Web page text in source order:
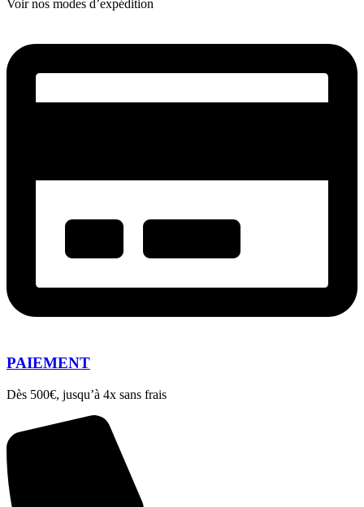
Voir nos modes d’expédition
PAIEMENT
Dès 500€, jusqu’à 4x sans frais